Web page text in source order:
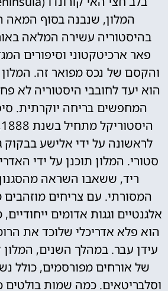
בהיסטוריה עשירה המלאה
פאר ארכיטקטוני וסיפורים
והקסם של נכס מפואר זה.
הוא יעד לחובבי היסטוריה לא
המחפשים בריחה יוקרתית.
לראשונה על ידי אלישע בבקוק
סטורי. המלון תוכנן על ידי
ריד, ששאבו השראה מהסגנון
המסורתי. עם צריחים מוזהבים
אלגנטיים וגגות אדומים
הוא פלא אדריכלי שלוכד את
עידן עבר. במהלך השנים,
של אורחים מפורסמים, כולל
וסלבריטאים. כמה שמות בולטים